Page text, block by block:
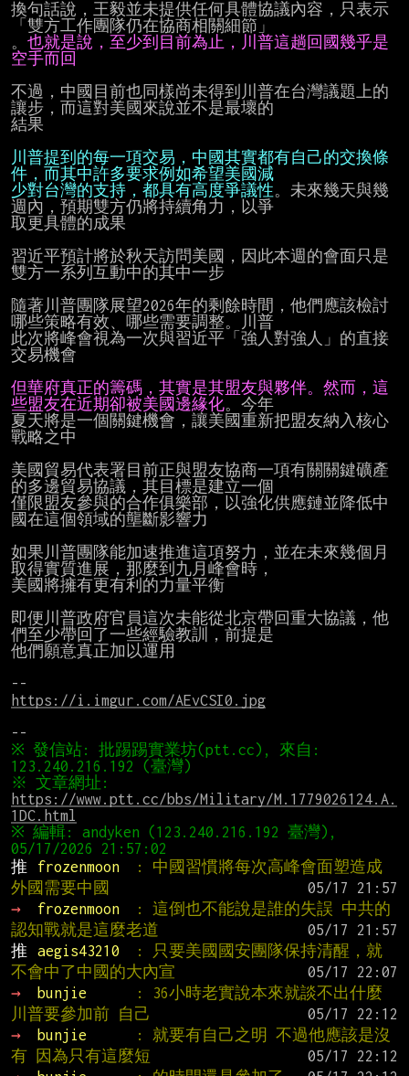
換句話說，王毅並未提供任何具體協議內容，只表示
「雙方工作團隊仍在協商相關細節」
。 也就是說，至少到目前為止，川普這趟回國幾乎是
空手而回
不過，中國目前也同樣尚未得到川普在台灣議題上的
讓步，而這對美國來說並不是最壞的
結果
川普提到的每一項交易，中國其實都有自己的交換條
少對台灣的支持，都具有高度爭議性。未來幾天與幾
週內，預期雙方仍將持續角力，以爭
取更具體的成果
習近平預計將於秋天訪問美國，因此本週的會面只是
雙方一系列互動中的其中一步
隨著川普團隊展望2026年的剩餘時間，他們應該檢討
哪些策略有效、哪些需要調整。川普
此次將峰會視為一次與習近平「強人對強人」的直接
交易機會
但華府真正的籌碼，其實是其盟友與夥伴。然而，這
些盟友在近期卻被美國邊緣化。今年
夏天將是一個關鍵機會，讓美國重新把盟友納入核心
戰略之中
美國貿易代表署目前正與盟友協商一項有關關鍵礦產
的多邊貿易協議，其目標是建立一個
僅限盟友參與的合作俱樂部，以強化供應鏈並降低中
國在這個領域的壟斷影響力
如果川普團隊能加速推進這項努力，並在未來幾個月
取得實質進展，那麼到九月峰會時，
美國將擁有更有利的力量平衡
即便川普政府官員這次未能從北京帶回重大協議，他
們至少帶回了一些經驗教訓，前提是
他們願意真正加以運用
https://i.imgur.com/AEvCSI0.jpg
※ 發信站: 批踢踢實業坊(ptt.cc), 來自:
https://www.ptt.cc/bbs/Military/M.1779026124.A.
1DC.html
※ 編輯: andyken (123.240.216.192 臺灣),
推
frozenmoon
: 中國習慣將每次高峰會面塑造成
外國需要中國
→
frozenmoon
: 這倒也不能說是誰的失誤 中共的
認知戰就是這麼老道
推
aegis43210
: 只要美國國安團隊保持清醒，就
不會中了中國的大內宣
→
bunjie
: 36小時老實說本來就談不出什麼
川普要參加前 自己
→
bunjie
: 就要有自己之明 不過他應該是沒
有 因為只有這麼短